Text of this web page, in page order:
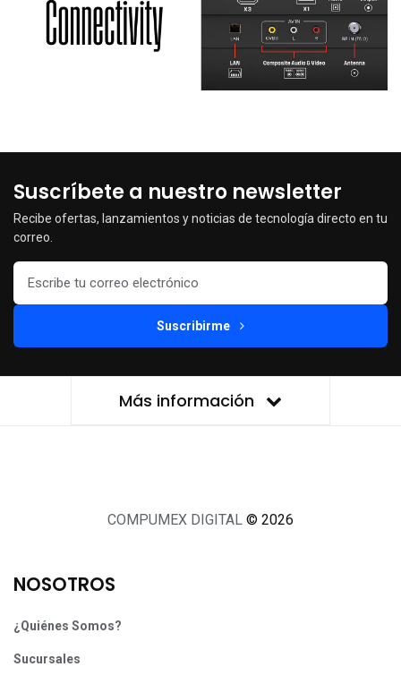
Suscríbete a nuestro newsletter
Recibe ofertas, lanzamientos y noticias de tecnología directo en tu
correo.
Suscribirme
Más información
COMPUMEX DIGITAL © 2026
NOSOTROS
¿Quiénes Somos?
Sucursales